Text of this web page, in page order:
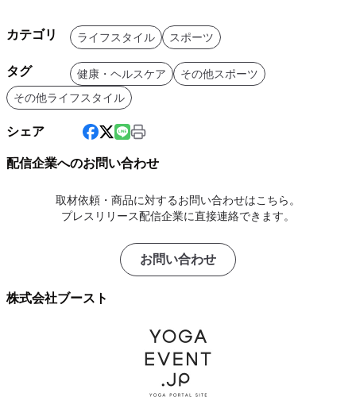
カテゴリ ライフスタイル スポーツ
タグ 健康・ヘルスケア
その他スポーツ
その他ライフスタイル
シェア
配信企業へのお問い合わせ
取材依頼・商品に対するお問い合わせはこちら。
プレスリリース配信企業に直接連絡できます。
お問い合わせ
株式会社ブースト